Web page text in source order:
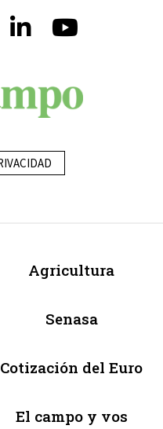
Agricultura
Senasa
Cotización del Euro
El campo y vos